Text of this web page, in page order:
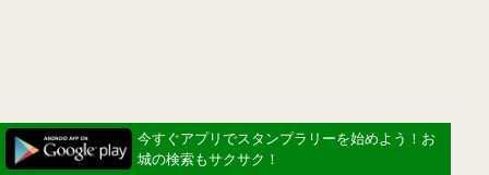
今すぐアプリでスタンプラリーを始めよう！お
城の検索もサクサク！